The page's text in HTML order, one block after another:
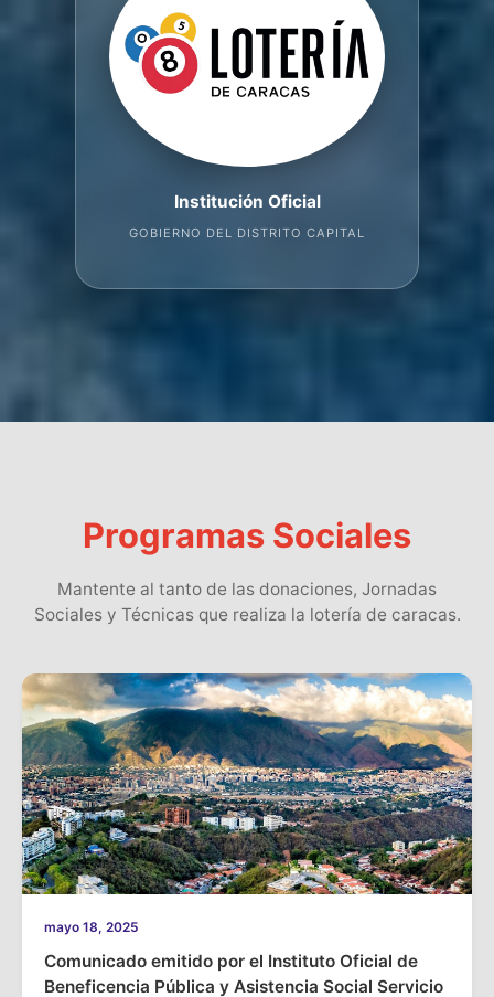
Institución Oficial
GOBIERNO DEL DISTRITO CAPITAL
Programas Sociales
Mantente al tanto de las donaciones, Jornadas
Sociales y Técnicas que realiza la lotería de caracas.
mayo 18, 2025
Comunicado emitido por el Instituto Oficial de
Beneficencia Pública y Asistencia Social Servicio